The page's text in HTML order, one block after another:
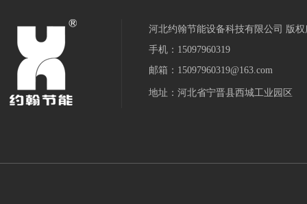
河北约翰节能设备科技有限公司 版权
手机：15097960319
邮箱：15097960319@163.com
地址：河北省宁晋县西城工业园区